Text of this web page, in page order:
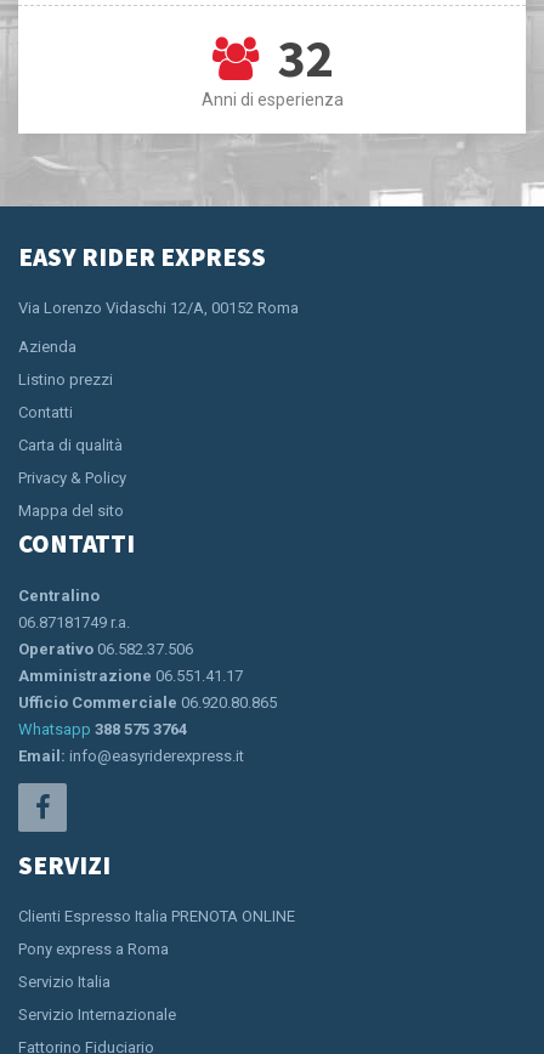
32
Anni di esperienza
EASY RIDER EXPRESS
Via Lorenzo Vidaschi 12/A, 00152 Roma
Azienda
Listino prezzi
Contatti
Carta di qualità
Privacy & Policy
Mappa del sito
CONTATTI
Centralino
06.87181749 r.a.
Operativo 06.582.37.506
Amministrazione 06.551.41.17
Ufficio Commerciale 06.920.80.865
Whatsapp 388 575 3764
Email: info@easyriderexpress.it
SERVIZI
Clienti Espresso Italia PRENOTA ONLINE
Pony express a Roma
Servizio Italia
Servizio Internazionale
Fattorino Fiduciario